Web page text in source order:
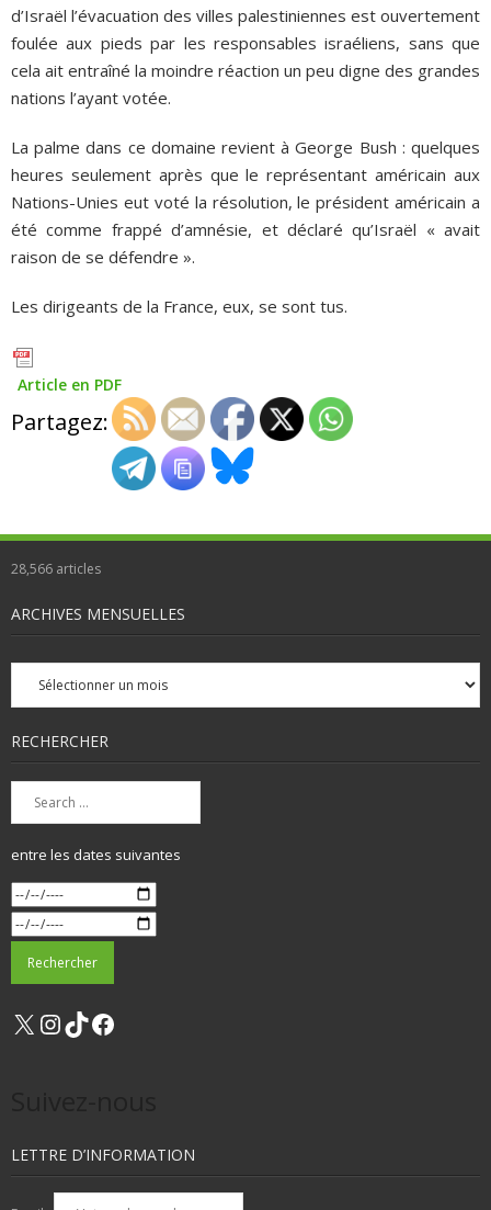
d’Israël l’évacuation des villes palestiniennes est ouvertement
foulée aux pieds par les responsables israéliens, sans que
cela ait entraîné la moindre réaction un peu digne des grandes
nations l’ayant votée.
La palme dans ce domaine revient à George Bush : quelques
heures seulement après que le représentant américain aux
Nations-Unies eut voté la résolution, le président américain a
été comme frappé d’amnésie, et déclaré qu’Israël « avait
raison de se défendre ».
Les dirigeants de la France, eux, se sont tus.
Article en PDF
Partagez:
28,566 articles
ARCHIVES MENSUELLES
Archives
mensuelles
RECHERCHER
entre les dates suivantes
X Instagram
TikTok
LETTRE D’INFORMATION